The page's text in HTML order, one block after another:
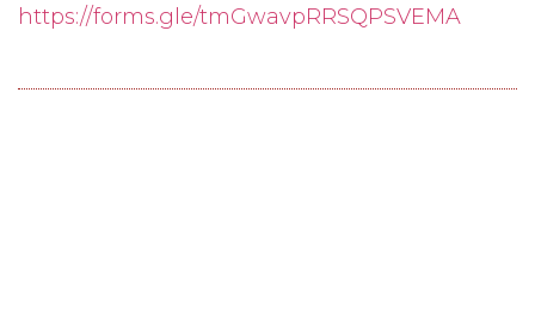
https://forms.gle/tmGwavpRRSQPSVEMA